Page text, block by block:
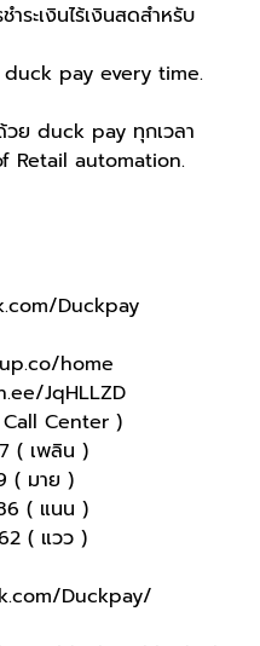
ระเงินไร้เงินสดสำหรับ
pay every time.
วย duck pay ทุกเวลา
Retail automation.
Duckpay
home
JqHLLZD
Center )
( เพลิน )
( มาย )
( แนน )
( แวว )
Duckpay/